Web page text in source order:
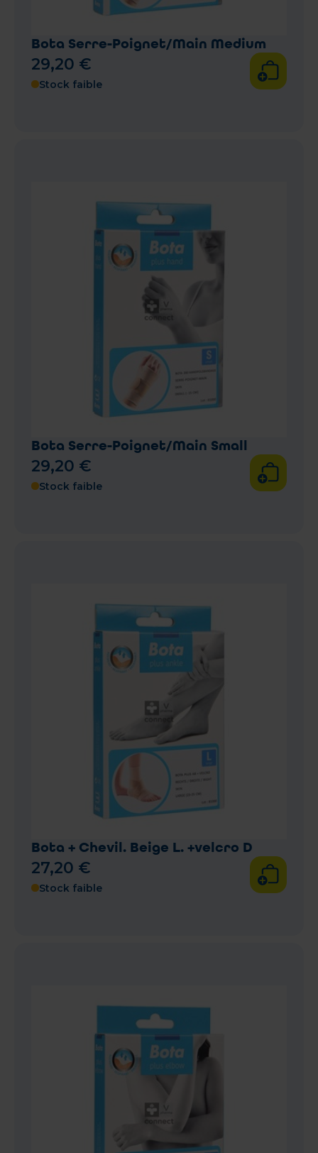
Bota Serre-Poignet/Main Medium
29,20 €
Stock faible
Bota Serre-Poignet/Main Small
29,20 €
Stock faible
Bota + Chevil. Beige L. +velcro D
27,20 €
Stock faible